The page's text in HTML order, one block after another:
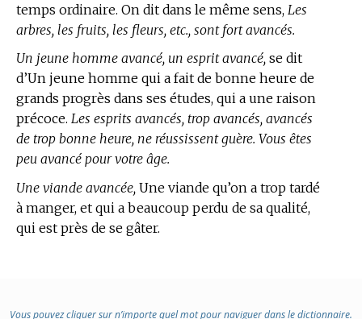
temps ordinaire. On dit dans le même sens, Les
arbres, les fruits, les fleurs, etc., sont fort avancés.
Un jeune homme avancé, un esprit avancé, se dit
d’Un jeune homme qui a fait de bonne heure de
grands progrès dans ses études, qui a une raison
précoce. Les esprits avancés, trop avancés, avancés
de trop bonne heure, ne réussissent guère. Vous êtes
peu avancé pour votre âge.
Une viande avancée, Une viande qu’on a trop tardé
à manger, et qui a beaucoup perdu de sa qualité,
qui est près de se gâter.
Vous pouvez cliquer sur n’importe quel mot pour naviguer dans le dictionnaire.